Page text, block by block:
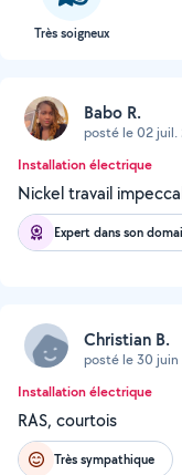
Très soigneux
Babo R.
posté le 02 juil.
Installation électrique
Nickel travail
Expert dans son
Christian B.
posté le 30
Installation électrique
RAS, courtois
Très sympathique